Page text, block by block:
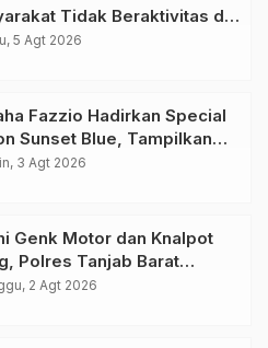
Tidak Beraktivitas di
Pipa Migas Demi
5 Agt 2026
Fazzio Hadirkan Special
Sunset Blue, Tampilkan
Retro Summer yang
3 Agt 2026
Genk Motor dan Knalpot
Polres Tanjab Barat
Belasan Kendaraan
2 Agt 2026